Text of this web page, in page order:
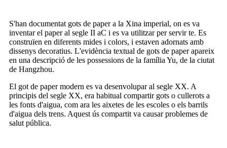
S'han documentat gots de paper a la Xina imperial, on es va
inventar el paper al segle II aC i es va utilitzar per servir te. Es
construïen en diferents mides i colors, i estaven adornats amb
dissenys decoratius. L'evidència textual de gots de paper apareix
en una descripció de les possessions de la família Yu, de la ciutat
de Hangzhou.
El got de paper modern es va desenvolupar al segle XX. A
principis del segle XX, era habitual compartir gots o cullerots a
les fonts d'aigua, com ara les aixetes de les escoles o els barrils
d'aigua dels trens. Aquest ús compartit va causar problemes de
salut pública.